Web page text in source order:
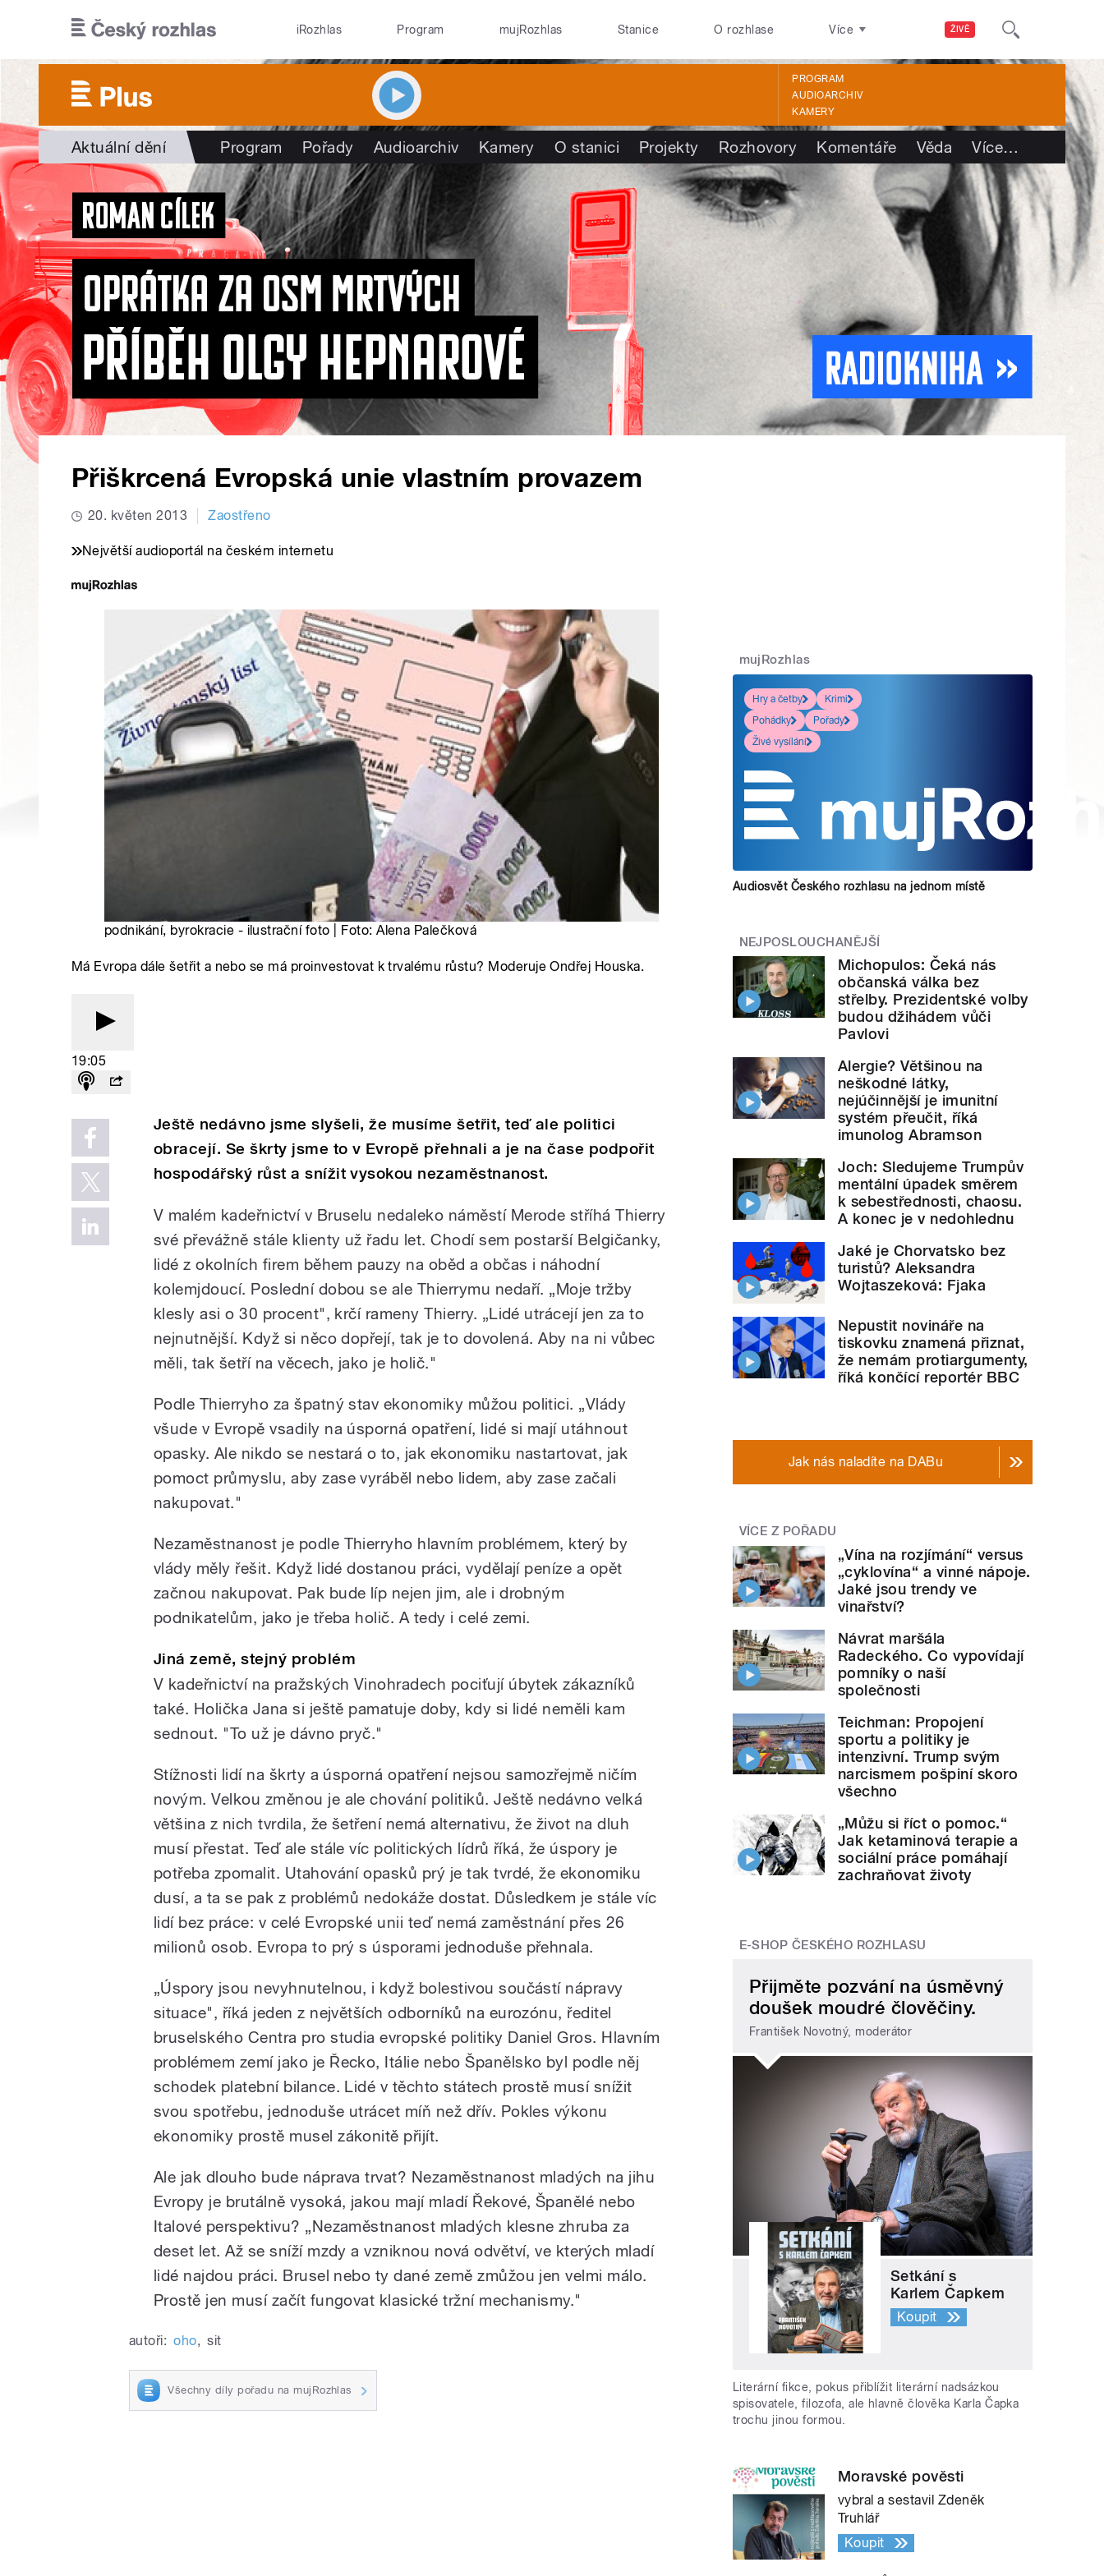
ŽIVĚ
iRozhlas Program mujRozhlas Stanice O rozhlase Více
PROGRAM
AUDIOARCHIV
KAMERY
Aktuální dění Program Pořady Audioarchiv Kamery O stanici Projekty Rozhovory Komentáře Věda Více…
Přiškrcená Evropská unie vlastním provazem
20. květen 2013 Zaostřeno
Největší audioportál na českém internetu
podnikání, byrokracie - ilustrační foto | Foto: Alena Palečková
Má Evropa dále šetřit a nebo se má proinvestovat k trvalému růstu? Moderuje Ondřej Houska.
19:05
Ještě nedávno jsme slyšeli, že musíme šetřit, teď ale politici
obracejí. Se škrty jsme to v Evropě přehnali a je na čase podpořit
hospodářský růst a snížit vysokou nezaměstnanost.
V malém kadeřnictví v Bruselu nedaleko náměstí Merode stříhá Thierry
své převážně stále klienty už řadu let. Chodí sem postarší Belgičanky,
lidé z okolních firem během pauzy na oběd a občas i náhodní
kolemjdoucí. Poslední dobou se ale Thierrymu nedaří. „Moje tržby
klesly asi o 30 procent", krčí rameny Thierry. „Lidé utrácejí jen za to
nejnutnější. Když si něco dopřejí, tak je to dovolená. Aby na ni vůbec
měli, tak šetří na věcech, jako je holič."
Podle Thierryho za špatný stav ekonomiky můžou politici. „Vlády
všude v Evropě vsadily na úsporná opatření, lidé si mají utáhnout
opasky. Ale nikdo se nestará o to, jak ekonomiku nastartovat, jak
pomoct průmyslu, aby zase vyráběl nebo lidem, aby zase začali
nakupovat."
Nezaměstnanost je podle Thierryho hlavním problémem, který by
vlády měly řešit. Když lidé dostanou práci, vydělají peníze a opět
začnou nakupovat. Pak bude líp nejen jim, ale i drobným
podnikatelům, jako je třeba holič. A tedy i celé zemi.
Jiná země, stejný problém
V kadeřnictví na pražských Vinohradech pociťují úbytek zákazníků
také. Holička Jana si ještě pamatuje doby, kdy si lidé neměli kam
sednout. "To už je dávno pryč."
Stížnosti lidí na škrty a úsporná opatření nejsou samozřejmě ničím
novým. Velkou změnou je ale chování politiků. Ještě nedávno velká
většina z nich tvrdila, že šetření nemá alternativu, že život na dluh
musí přestat. Teď ale stále víc politických lídrů říká, že úspory je
potřeba zpomalit. Utahování opasků prý je tak tvrdé, že ekonomiku
dusí, a ta se pak z problémů nedokáže dostat. Důsledkem je stále víc
lidí bez práce: v celé Evropské unii teď nemá zaměstnání přes 26
milionů osob. Evropa to prý s úsporami jednoduše přehnala.
„Úspory jsou nevyhnutelnou, i když bolestivou součástí nápravy
situace", říká jeden z největších odborníků na eurozónu, ředitel
bruselského Centra pro studia evropské politiky Daniel Gros. Hlavním
problémem zemí jako je Řecko, Itálie nebo Španělsko byl podle něj
schodek platební bilance. Lidé v těchto státech prostě musí snížit
svou spotřebu, jednoduše utrácet míň než dřív. Pokles výkonu
ekonomiky prostě musel zákonitě přijít.
Ale jak dlouho bude náprava trvat? Nezaměstnanost mladých na jihu
Evropy je brutálně vysoká, jakou mají mladí Řekové, Španělé nebo
Italové perspektivu? „Nezaměstnanost mladých klesne zhruba za
deset let. Až se sníží mzdy a vzniknou nová odvětví, ve kterých mladí
lidé najdou práci. Brusel nebo ty dané země zmůžou jen velmi málo.
Prostě jen musí začít fungovat klasické tržní mechanismy."
autoři: oho, sit
Všechny díly pořadu na mujRozhlas
mujRozhlas
Hry a četby
Krimi
Pohádky
Pořady
Živé vysílání
Audiosvět Českého rozhlasu na jednom místě
NEJPOSLOUCHANĚJŠÍ
Michopulos: Čeká nás
občanská válka bez
střelby. Prezidentské volby
budou džihádem vůči
Pavlovi
Alergie? Většinou na
neškodné látky,
nejúčinnější je imunitní
systém přeučit, říká
imunolog Abramson
Joch: Sledujeme Trumpův
mentální úpadek směrem
k sebestřednosti, chaosu.
A konec je v nedohlednu
Jaké je Chorvatsko bez
turistů? Aleksandra
Wojtaszeková: Fjaka
Nepustit novináře na
tiskovku znamená přiznat,
že nemám protiargumenty,
říká končící reportér BBC
Jak nás naladíte na DABu
VÍCE Z POŘADU
„Vína na rozjímání“ versus
„cyklovína“ a vinné nápoje.
Jaké jsou trendy ve
vinařství?
Návrat maršála
Radeckého. Co vypovídají
pomníky o naší
společnosti
Teichman: Propojení
sportu a politiky je
intenzivní. Trump svým
narcismem pošpiní skoro
všechno
„Můžu si říct o pomoc.“
Jak ketaminová terapie a
sociální práce pomáhají
zachraňovat životy
E-SHOP ČESKÉHO ROZHLASU
Přijměte pozvání na úsměvný
doušek moudré člověčiny.
František Novotný, moderátor
Setkání s
Karlem Čapkem
Koupit
Literární fikce, pokus přiblížit literární nadsázkou
spisovatele, filozofa, ale hlavně člověka Karla Čapka
trochu jinou formou.
Moravské pověsti
vybral a sestavil Zdeněk
Truhlář
Koupit